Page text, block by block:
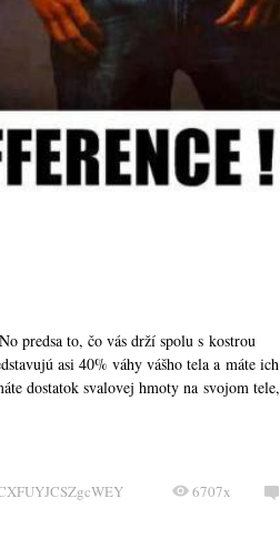
predsa to, čo vás drží spolu s kostrou
asi 40% váhy vášho tela a máte ich
dostatok svalovej hmoty na svojom tele,
6707x